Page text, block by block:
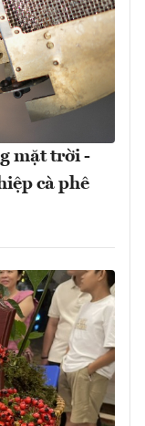
mặt trời -
cà phê